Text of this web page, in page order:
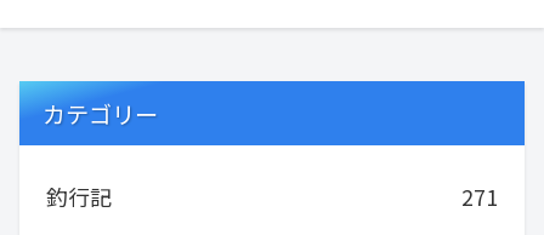
カテゴリー
釣行記
271